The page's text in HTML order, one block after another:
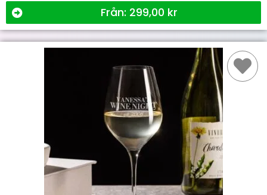
Från: 299,00 kr